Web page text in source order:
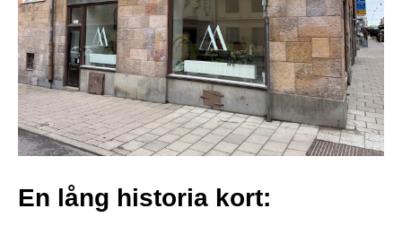
En lång historia kort: